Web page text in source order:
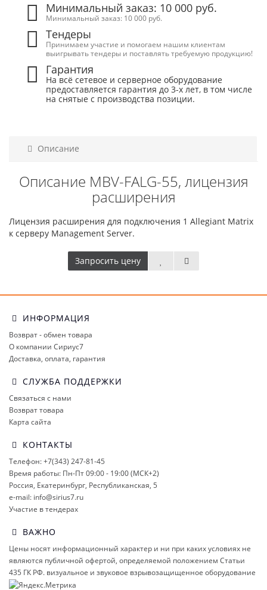
Минимальный заказ: 10 000 руб.
Минимальный заказ: 10 000 руб.
Тендеры
Принимаем участие и помогаем нашим клиентам
выигрывать тендеры и поставлять требуемую продукцию!
Гарантия
На всё сетевое и серверное оборудование
предоставляется гарантия до 3-х лет, в том числе
на снятые с производства позиции.
Описание
Описание MBV-FALG-55, лицензия
расширения
Лицензия расширения для подключения 1 Allegiant Matrix
к серверу Management Server.
Запросить цену
ИНФОРМАЦИЯ
Возврат - обмен товара
О компании Сириус7
Доставка, оплата, гарантия
СЛУЖБА ПОДДЕРЖКИ
Связаться с нами
Возврат товара
Карта сайта
КОНТАКТЫ
Телефон: +7(343) 247-81-45
Время работы: Пн-Пт 09:00 - 19:00 (МСК+2)
Россия, Екатеринбург, Республиканская, 5
e-mail: info@sirius7.ru
Участие в тендерах
ВАЖНО
Цены носят информационный характер и ни при каких условиях не
являются публичной офертой, определяемой положением Статьи
435 ГК РФ. визуальное и звуковое взрывозащищенное оборудование